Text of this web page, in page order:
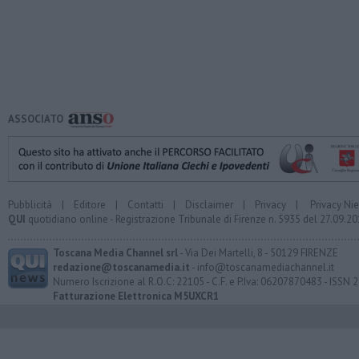
ASSOCIATO
Pubblicità | Editore | Contatti | Disclaimer | Privacy | Privacy
QUI quotidiano online - Registrazione Tribunale di Firenze n. 5935 del
Toscana Media Channel srl- Via Dei Martelli, 8 - 50129 FIRENZE
redazione@toscanamedia.it - info@toscanamediachannel.it
Numero Iscrizione al R.O.C: 22105 - C.F. e P.Iva: 06207870483 - ISSN
Fatturazione Elettronica M5UXCR1